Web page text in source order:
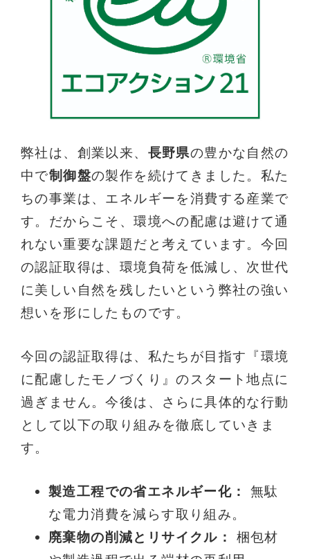
弊社は、創業以来、 長野県の豊かな自然の
中で制御盤の製作を続けてきました。私た
ちの事業は、エネルギーを消費する産業で
す。だからこそ、環境への配慮は避けて通
れない重要な課題だと考えています。今回
の認証取得は、環境負荷を低減し、次世代
に美しい自然を残したいという弊社の強い
想いを形にしたものです。
今回の認証取得は、私たちが目指す『環境
に配慮したモノづくり』のスタート地点に
過ぎません。今後は、さらに具体的な行動
として以下の取り組みを徹底していきま
す。
製造工程での省エネルギー化：
無駄
な電力消費を減らす取り組み。
廃棄物の削減とリサイクル：
梱包材